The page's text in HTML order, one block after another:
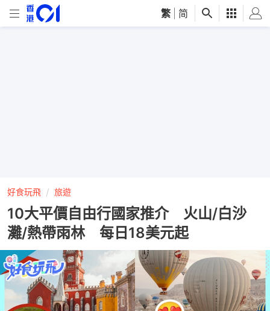
繁 简
好食玩飛 旅遊
10大平價自由行國家推介 火山/白沙
灘/熱帶雨林 每日18美元起